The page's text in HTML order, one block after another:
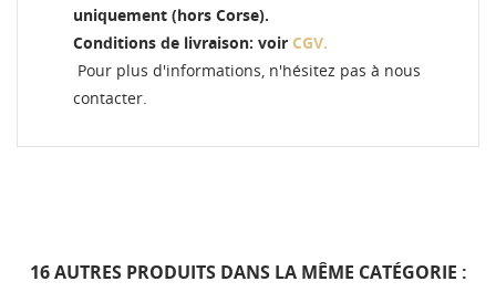
uniquement (hors Corse).
Conditions de livraison: voir CGV.
Pour plus d'informations, n'hésitez pas à nous
contacter.
16 AUTRES PRODUITS DANS LA MÊME CATÉGORIE :